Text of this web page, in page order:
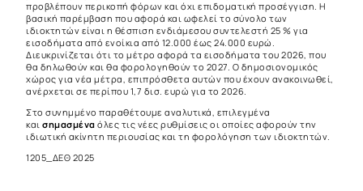
προβλέπουν περικοπή φόρων και όχι επιδοματική προσέγγιση. Η
βασική παρέμβαση που αφορά και ωφελεί το σύνολο των
ιδιοκτητών είναι η θέσπιση ενδιάμεσου συντελεστή 25 % για
εισοδήματα από ενοίκια από 12.000 έως 24.000 ευρώ.
Διευκρινίζεται ότι το μέτρο αφορά τα εισοδήματα του 2026, που
θα δηλωθούν και θα φορολογηθούν το 2027. Ο δημοσιονομικός
χώρος για νέα μέτρα, επιπρόσθετα αυτών που έχουν ανακοινωθεί,
ανέρχεται σε περίπου 1,7 δισ. ευρώ για το 2026.
Στο συνημμένο παραθέτουμε αναλυτικά, επιλεγμένα
και σημασμένα όλες τις νέες ρυθμίσεις οι οποίες αφορούν την
ιδιωτική ακίνητη περιουσίας και τη φορολόγηση των ιδιοκτητών.
1205_ΔΕΘ 2025